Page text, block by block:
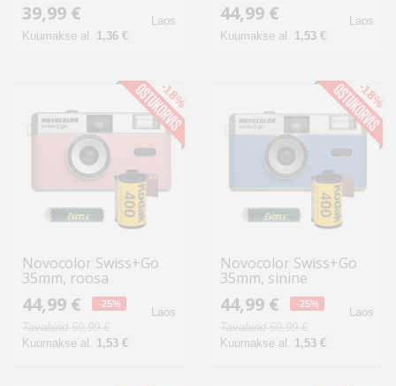
39,99 €
Kuumakse al. 1,36 €
Laos 44,99 €
Kuumakse al. 1,53 €
Laos
Novocolor Swiss+Go
35mm, roosa
44,99 € -25%
Tavahind 59,99 €
Kuumakse al. 1,53 €
Laos
-18%
Novocolor Swiss+Go
35mm, sinine
44,99 € -25%
Tavahind 59,99 €
Kuumakse al. 1,53 €
Laos
-18%